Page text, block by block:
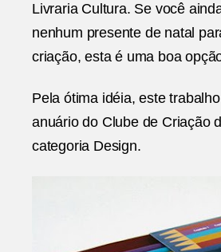
Livraria Cultura. Se você
nenhum presente de natal
criação, esta é uma boa
Pela ótima idéia, este
anuário do Clube de Criação
categoria Design.